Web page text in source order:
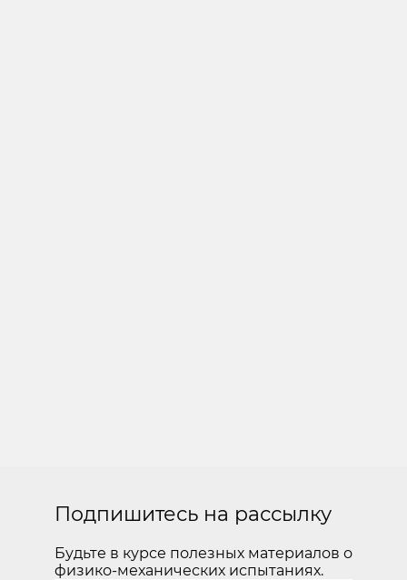
Подпишитесь на рассылку
Будьте в курсе полезных материалов о
физико-механических испытаниях.